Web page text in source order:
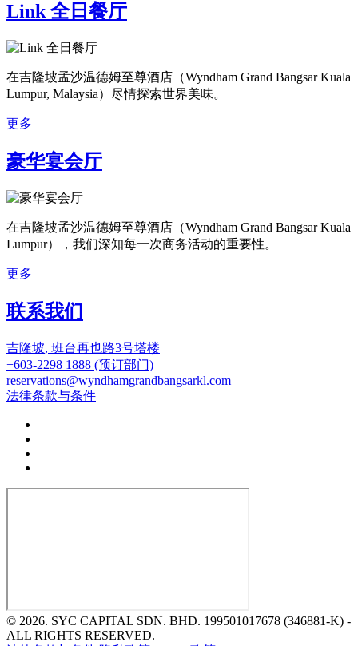
Link 全日餐厅
在吉隆坡孟沙温德姆至尊酒店（Wyndham Grand Bangsar Kuala
Lumpur, Malaysia）尽情探索世界美味。
更多
豪华宴会厅
在吉隆坡孟沙温德姆至尊酒店（Wyndham Grand Bangsar Kuala
Lumpur），我们深知每一次商务活动的重要性。
更多
联系我们
吉隆坡, 班台再也路3号塔楼
+603-2298 1888 (预订部门)
reservations@wyndhamgrandbangsarkl.com
法律条款与条件
© 2026. SYC CAPITAL SDN. BHD. 199501017678 (346881-K) -
ALL RIGHTS RESERVED.